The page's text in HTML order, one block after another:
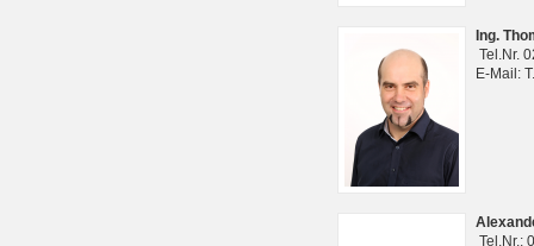
Ing.
Tel.Nr.
E-Mail:
Tel.Nr.: